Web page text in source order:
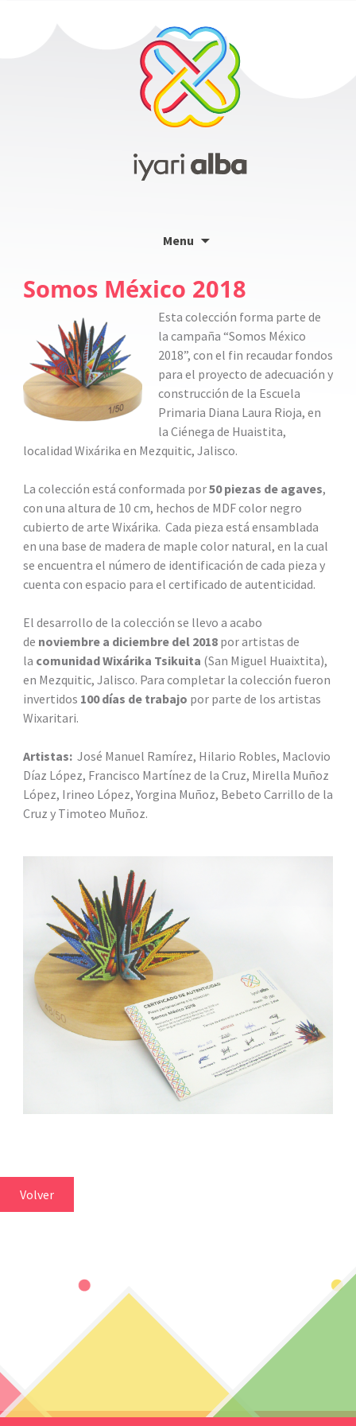
Menu
Somos México 2018
Esta colección forma parte de
la campaña “Somos México
2018”, con el fin recaudar fondos
para el proyecto de adecuación y
construcción de la Escuela
Primaria Diana Laura Rioja, en
la Ciénega de Huaistita,
localidad Wixárika en Mezquitic, Jalisco.
La colección está conformada por50 piezas de agaves,
con una altura de 10 cm, hechos de MDF color negro
cubierto de arte Wixárika. Cada pieza está ensamblada
en una base de madera de maple color natural, en la cual
se encuentra el número de identificación de cada pieza y
cuenta con espacio para el certificado de autenticidad.
El desarrollo de la colección se llevo a acabo
de noviembre a diciembre del 2018por artistas de
la comunidad Wixárika Tsikuita (San Miguel Huaixtita),
en Mezquitic, Jalisco. Para completar la colección fueron
invertidos 100 días de trabajo por parte de los artistas
Wixaritari.
Artistas:José Manuel Ramírez, Hilario Robles, Maclovio
Díaz López, Francisco Martínez de la Cruz, Mirella Muñoz
López, Irineo López, Yorgina Muñoz, Bebeto Carrillo de la
Cruz y Timoteo Muñoz.
Volver